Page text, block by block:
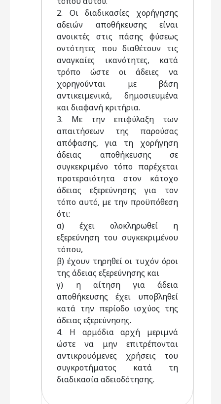
2. Οι διαδικασίες χορήγησης
αδειών αποθήκευσης είναι
ανοικτές στις πάσης φύσεως
οντότητες που διαθέτουν τις
αναγκαίες ικανότητες, κατά
τρόπο ώστε οι άδειες να
χορηγούνται με βάση
αντικειμενικά, δημοσιευμένα
και διαφανή κριτήρια.
3. Με την επιφύλαξη των
απαιτήσεων της παρούσας
απόφασης, για τη χορήγηση
άδειας αποθήκευσης σε
συγκεκριμένο τόπο παρέχεται
προτεραιότητα στον κάτοχο
άδειας εξερεύνησης για τον
τόπο αυτό, με την προϋπόθεση
ότι:
α) έχει ολοκληρωθεί η
εξερεύνηση του συγκεκριμένου
τόπου,
β) έχουν τηρηθεί οι τυχόν όροι
της άδειας εξερεύνησης και
γ) η αίτηση για άδεια
αποθήκευσης έχει υποβληθεί
κατά την περίοδο ισχύος της
άδειας εξερεύνησης.
4. Η αρμόδια αρχή μεριμνά
ώστε να μην επιτρέπονται
αντικρουόμενες χρήσεις του
συγκροτήματος κατά τη
διαδικασία αδειοδότησης.